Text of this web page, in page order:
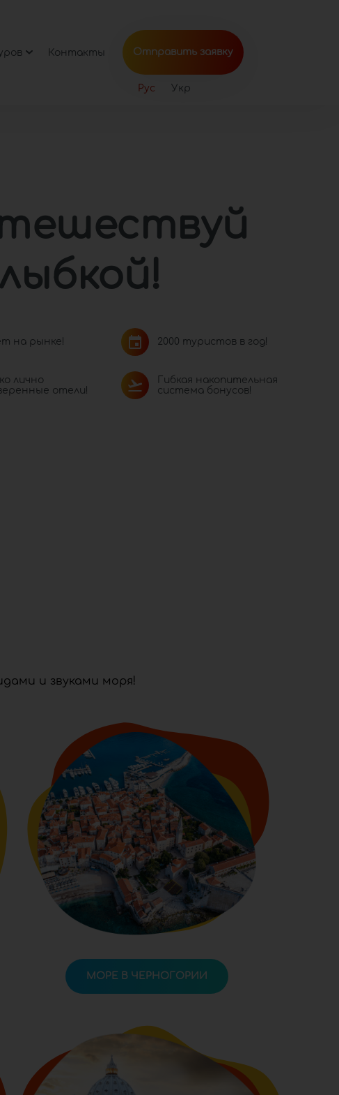
Контакты Отправить заявку
Рус Укр
на рынке! 2000 туристов в год!
лично
отели!
Гибкая накопительная
система бонусов!
и звуками моря!
МОРЕ В ЧЕРНОГОРИИ